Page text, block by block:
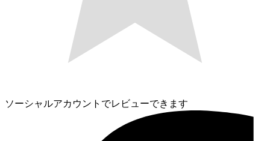
ソーシャルアカウントでレビューできます